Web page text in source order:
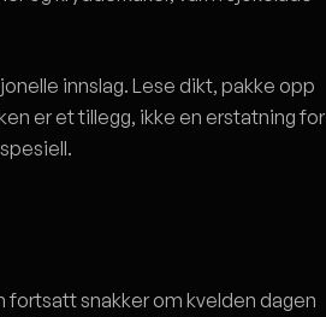
innslag. Lese dikt, pakke opp
er et tillegg, ikke en erstatning for
fortsatt snakker om kvelden dagen